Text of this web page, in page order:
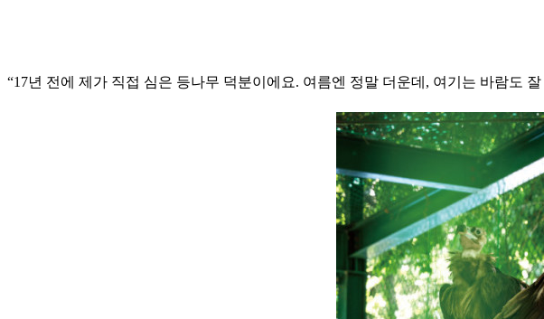
“17년 전에 제가 직접 심은 등나무 덕분이에요. 여름엔 정말 더운데, 여기는 바람도